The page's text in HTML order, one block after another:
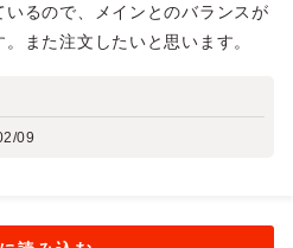
いるので、メインとのバランスが
また注文したいと思います。
09